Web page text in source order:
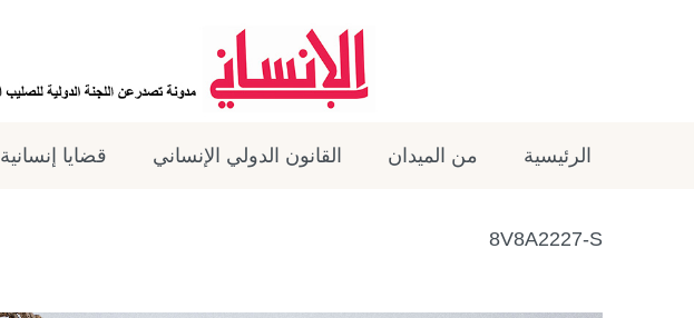
الرئيسية من الميدان القانون الدولي الإنساني قضايا إنسانية
8V8A2227-S